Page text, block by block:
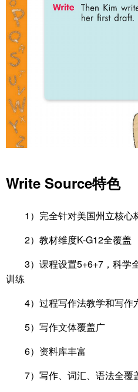
Write Source特色
1）完全针对美国州立核心
2）教材维度K-G12全覆盖
3）课程设置5+6+7，科学
训练
4）过程写作法教学和写作
5）写作文体覆盖广
6）资料库丰富
7）写作、词汇、语法全覆